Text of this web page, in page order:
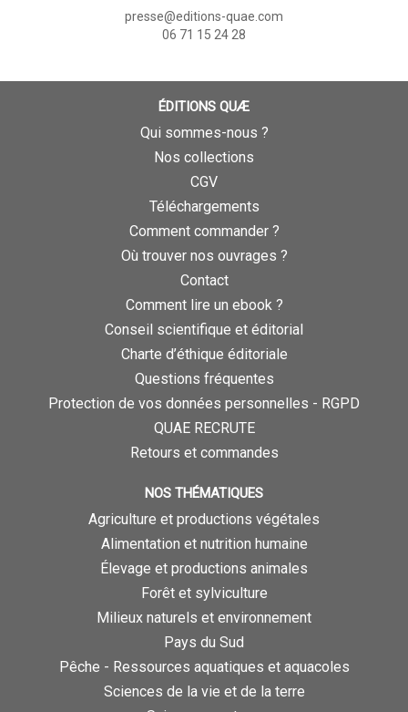
presse@editions-quae.com
06 71 15 24 28
ÉDITIONS QUÆ
Qui sommes-nous ?
Nos collections
CGV
Téléchargements
Comment commander ?
Où trouver nos ouvrages ?
Contact
Comment lire un ebook ?
Conseil scientifique et éditorial
Charte d’éthique éditoriale
Questions fréquentes
Protection de vos données personnelles - RGPD
QUAE RECRUTE
Retours et commandes
NOS THÉMATIQUES
Agriculture et productions végétales
Alimentation et nutrition humaine
Élevage et productions animales
Forêt et sylviculture
Milieux naturels et environnement
Pays du Sud
Pêche - Ressources aquatiques et aquacoles
Sciences de la vie et de la terre